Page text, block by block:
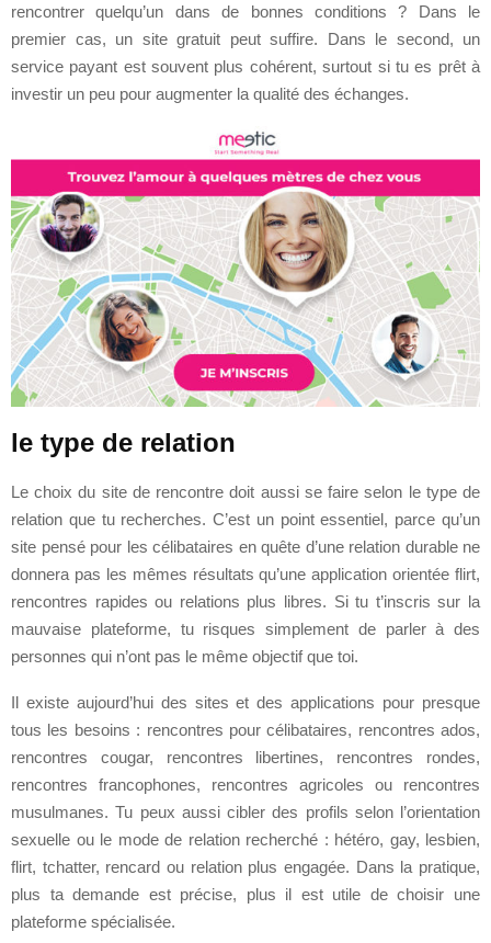
rencontrer quelqu’un dans de bonnes conditions ? Dans le
premier cas, un site gratuit peut suffire. Dans le second, un
service payant est souvent plus cohérent, surtout si tu es prêt à
investir un peu pour augmenter la qualité des échanges.
le type de relation
Le choix du site de rencontre doit aussi se faire selon le type de
relation que tu recherches. C’est un point essentiel, parce qu’un
site pensé pour les célibataires en quête d’une relation durable ne
donnera pas les mêmes résultats qu’une application orientée flirt,
rencontres rapides ou relations plus libres. Si tu t’inscris sur la
mauvaise plateforme, tu risques simplement de parler à des
personnes qui n’ont pas le même objectif que toi.
Il existe aujourd’hui des sites et des applications pour presque
tous les besoins : rencontres pour célibataires, rencontres ados,
rencontres cougar, rencontres libertines, rencontres rondes,
rencontres francophones, rencontres agricoles ou rencontres
musulmanes. Tu peux aussi cibler des profils selon l’orientation
sexuelle ou le mode de relation recherché : hétéro, gay, lesbien,
flirt, tchatter, rencard ou relation plus engagée. Dans la pratique,
plus ta demande est précise, plus il est utile de choisir une
plateforme spécialisée.